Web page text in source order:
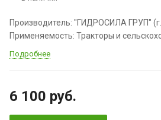
Производитель: "ГИДРОСИЛА ГРУП"
Применяемость: Тракторы и
Подробнее
6 100 руб.